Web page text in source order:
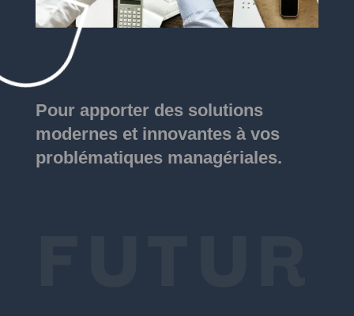
Pour apporter des solutions
modernes et innovantes à vos
problématiques managériales.